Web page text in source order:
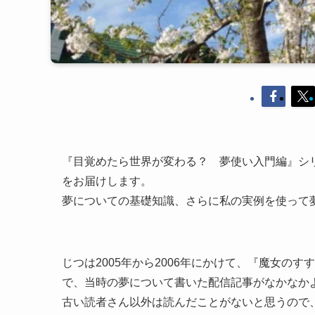
『目覚めたら世界が変わる？ 夢使い入門編』
をお届けします。
夢についての基礎知識、さらに私の実例を使っ
じつは2005年から2006年にかけて、『魔女のす
で、当時の夢について書いた配信記事がなかなか
古い読者さん以外は読んだことがないと思うの